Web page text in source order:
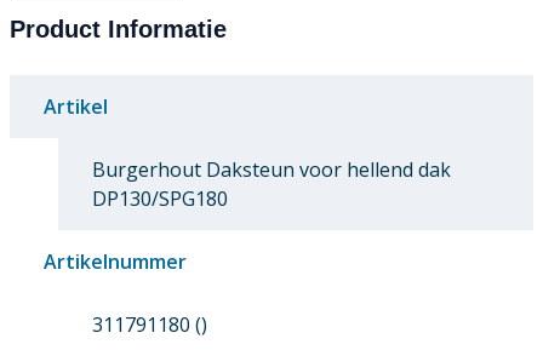
Product Informatie
Artikel
Burgerhout Daksteun voor hellend dak
DP130/SPG180
Artikelnummer
311791180 ()